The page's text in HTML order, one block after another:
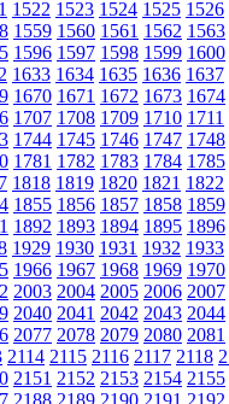
1522 1523 1524 1525 1526
1559 1560 1561 1562 1563
1596 1597 1598 1599 1600
1633 1634 1635 1636 1637
1670 1671 1672 1673 1674
1707 1708 1709 1710 1711
1744 1745 1746 1747 1748
1781 1782 1783 1784 1785
1818 1819 1820 1821 1822
1855 1856 1857 1858 1859
1892 1893 1894 1895 1896
1929 1930 1931 1932 1933
1966 1967 1968 1969 1970
2003 2004 2005 2006 2007
2040 2041 2042 2043 2044
2077 2078 2079 2080 2081
2114 2115 2116 2117 2118
2151 2152 2153 2154 2155
2188 2189 2190 2191 2192